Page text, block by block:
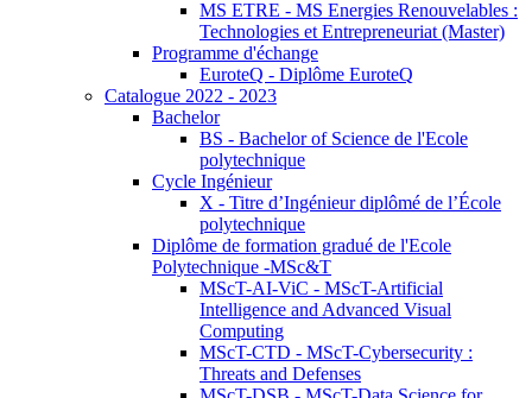
MS ETRE - MS Energies Renouvelables :
Technologies et Entrepreneuriat (Master)
Programme d'échange
EuroteQ - Diplôme EuroteQ
Catalogue 2022 - 2023
Bachelor
BS - Bachelor of Science de l'Ecole
polytechnique
Cycle Ingénieur
X - Titre d’Ingénieur diplômé de l’École
polytechnique
Diplôme de formation gradué de l'Ecole
Polytechnique -MSc&T
MScT-AI-ViC - MScT-Artificial
Intelligence and Advanced Visual
Computing
MScT-CTD - MScT-Cybersecurity :
Threats and Defenses